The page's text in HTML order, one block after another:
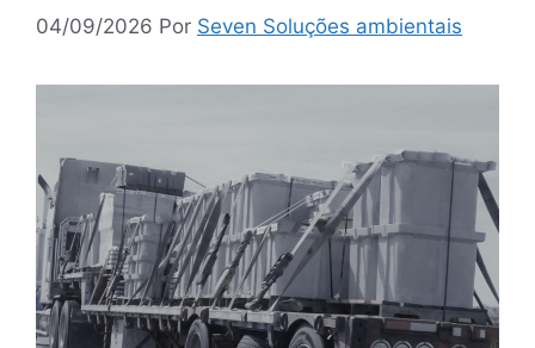
04/09/2026 Por Seven Soluções ambientais